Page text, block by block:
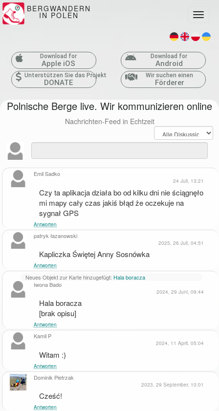
BERGWANDERN
IN POLEN
Download for
Apple iOS
Download for
Android
Unterstützen Sie das Projekt
DONATE
Wir suchen einen
Förderer
Polnische Berge live. Wir kommunizieren online
Nachrichten-Feed in Echtzeit
Emil Sadko
24 Juli, 13:21
Czy ta aplikacja działa bo od kilku dni nie ściągnęło
mi mapy cały czas jakiś błąd że oczekuje na
sygnał GPS
Antworten
patryk łazanowski
2025, 26 Juli, 04:51
Kapliczka Świętej Anny Sosnówka
Antworten
Neues Objekt zur Karte hinzugefügt: Hala boracza
Iwona Bado
2024, 29 Juni, 09:44
Hala boracza
[brak opisu]
Antworten
Kamil P
2024, 11 April, 05:04
Witam :)
Antworten
Dominik Pietrzak
2023, 29 September, 10:01
Cześć!
Antworten